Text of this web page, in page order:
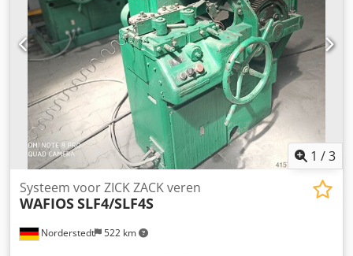
1 /3
Norderstedt 522 km
Systeem voor ZICK ZACK veren
WAFIOSSLF4/SLF4S